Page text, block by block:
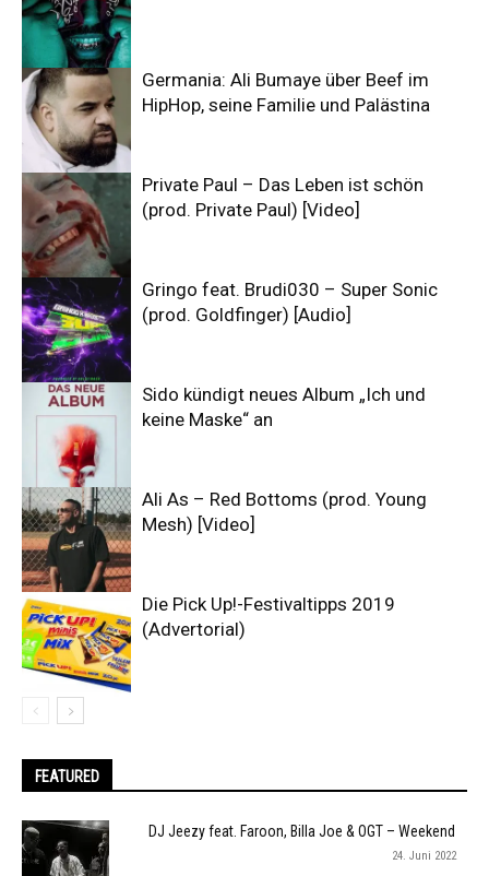
Germania: Ali Bumaye über Beef im
HipHop, seine Familie und Palästina
Private Paul – Das Leben ist schön
(prod. Private Paul) [Video]
Gringo feat. Brudi030 – Super Sonic
(prod. Goldfinger) [Audio]
Sido kündigt neues Album „Ich und
keine Maske“ an
Ali As – Red Bottoms (prod. Young
Mesh) [Video]
Die Pick Up!-Festivaltipps 2019
(Advertorial)
FEATURED
DJ Jeezy feat. Faroon, Billa Joe & OGT – Weekend
24. Juni 2022